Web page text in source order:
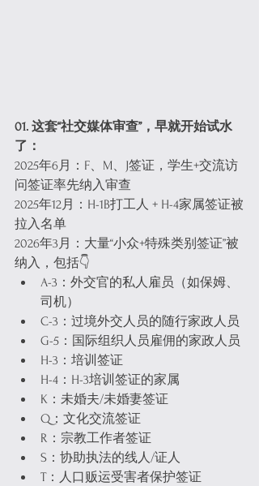
01. 这套“社交媒体审查”，早就开始试水
了：
2025年6月：F、M、J签证，学生+交流访
问签证率先纳入审查
2025年12月：H-1B打工人 + H-4家属签证被
拉入名单
2026年3月：大量“小众+特殊类别签证”被
纳入，包括👇
A-3：外交官的私人雇员（如保姆、
司机）
C-3：过境外交人员的随行家政人员
G-5：国际组织人员雇佣的家政人员
H-3：培训签证
H-4：H-3培训签证的家属
K：未婚夫/未婚妻签证
Q：文化交流签证
R：宗教工作者签证
S：协助执法的线人/证人
T：人口贩运受害者保护签证